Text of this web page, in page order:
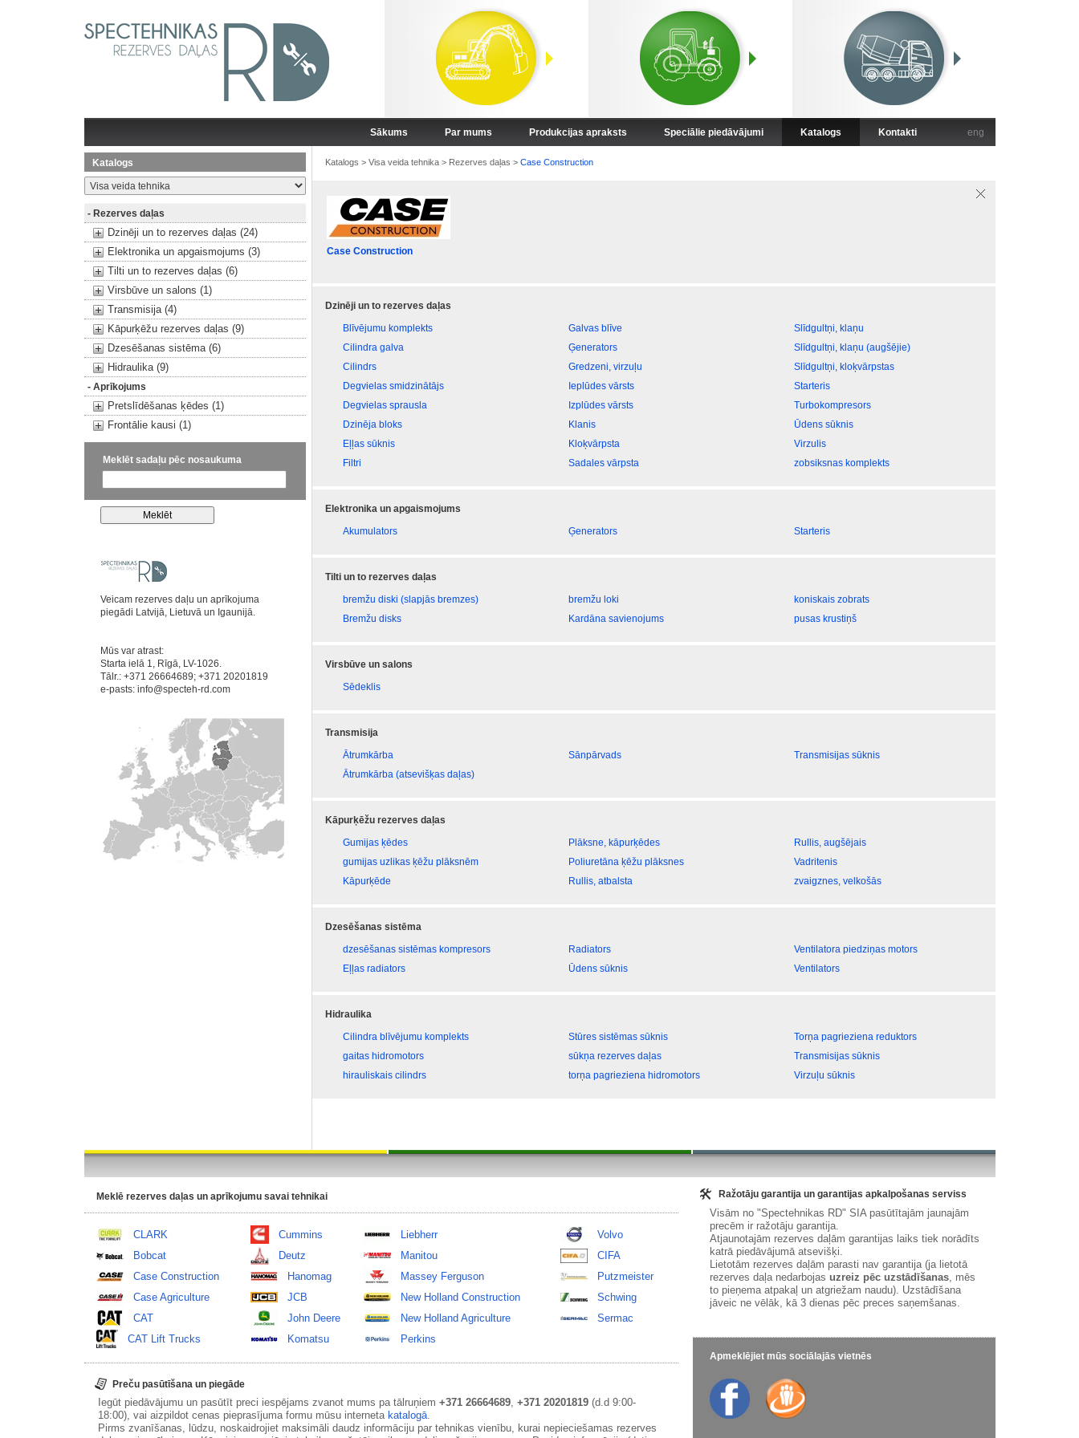
Sākums Par mums Produkcijas apraksts Speciālie piedāvājumi Katalogs Kontakti eng
Katalogs
- Rezerves daļas
Dzinēji un to rezerves daļas (24)
Elektronika un apgaismojums (3)
Tilti un to rezerves daļas (6)
Virsbūve un salons (1)
Transmisija (4)
Kāpurķēžu rezerves daļas (9)
Dzesēšanas sistēma (6)
Hidraulika (9)
- Aprīkojums
Pretslīdēšanas ķēdes (1)
Frontālie kausi (1)
Meklēt sadaļu pēc nosaukuma
Veicam rezerves daļu un aprīkojuma
piegādi Latvijā, Lietuvā un Igaunijā.
Mūs var atrast:
Starta ielā 1, Rīgā, LV-1026.
Tālr.: +371 26664689; +371 20201819
e-pasts: info@specteh-rd.com
Katalogs > Visa veida tehnika> Rezerves daļas > Case Construction
Case Construction
Dzinēji un to rezerves daļas
Blīvējumu komplekts
Cilindra galva
Cilindrs
Degvielas smidzinātājs
Degvielas sprausla
Dzinēja bloks
Eļļas sūknis
Filtri
Galvas blīve
Ģenerators
Gredzeni, virzuļu
Ieplūdes vārsts
Izplūdes vārsts
Klanis
Kloķvārpsta
Sadales vārpsta
Slīdgultņi, klaņu
Slīdgultņi, klaņu (augšējie)
Slīdgultņi, kloķvārpstas
Starteris
Turbokompresors
Ūdens sūknis
Virzulis
zobsiksnas komplekts
Elektronika un apgaismojums
Akumulators
Ģenerators Starteris
Tilti un to rezerves daļas
bremžu diski (slapjās bremzes)
Bremžu disks
bremžu loki
Kardāna savienojums
koniskais zobrats
pusas krustiņš
Virsbūve un salons
Sēdeklis
Transmisija
Ātrumkārba
Ātrumkārba (atsevišķas daļas)
Sānpārvads Transmisijas sūknis
Kāpurķēžu rezerves daļas
Gumijas ķēdes
gumijas uzlikas ķēžu plāksnēm
Kāpurķēde
Plāksne, kāpurķēdes
Poliuretāna ķēžu plāksnes
Rullis, atbalsta
Rullis, augšējais
Vadritenis
zvaigznes, velkošās
Dzesēšanas sistēma
dzesēšanas sistēmas kompresors
Eļļas radiators
Radiators
Ūdens sūknis
Ventilatora piedziņas motors
Ventilators
Hidraulika
Cilindra blīvējumu komplekts
gaitas hidromotors
hirauliskais cilindrs
Stūres sistēmas sūknis
sūkņa rezerves daļas
torņa pagrieziena hidromotors
Torņa pagrieziena reduktors
Transmisijas sūknis
Virzuļu sūknis
Meklē rezerves daļas un aprīkojumu savai tehnikai
CLARK
Bobcat
Case Construction
Case Agriculture
CAT
CAT Lift Trucks
Cummins
Deutz
Hanomag
JCB
John Deere
Komatsu
Liebherr
Manitou
Massey Ferguson
New Holland Construction
New Holland Agriculture
Perkins
Volvo
CIFA
Putzmeister
Schwing
Sermac
Preču pasūtīšana un piegāde
Iegūt piedāvājumu un pasūtīt preci iespējams zvanot mums pa tālruņiem +371 26664689, +371 20201819(d.d 9:00-
18:00), vai aizpildot cenas pieprasījuma formu mūsu interneta katalogā.
Pirms zvanīšanas, lūdzu, noskaidrojiet maksimāli daudz informāciju par tehnikas vienību, kurai nepieciešamas rezerves
Ražotāju garantija un garantijas apkalpošanas serviss
Visām no "Spectehnikas RD" SIA pasūtītajām jaunajām
precēm ir ražotāju garantija.
Atjaunotajām rezerves daļām garantijas laiks tiek norādīts
katrā piedāvājumā atsevišķi.
Lietotām rezerves daļām parasti nav garantija (ja lietotā
rezerves daļa nedarbojas uzreiz pēc uzstādīšanas, mēs
to pieņema atpakaļ un atgriežam naudu). Uzstādīšana
jāveic ne vēlāk, kā 3 dienas pēc preces saņemšanas.
Apmeklējiet mūs sociālajās vietnēs